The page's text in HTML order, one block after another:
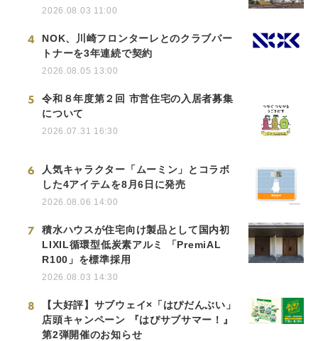
2026.08.03 11:00
4
NOK、川崎フロンターレとのクラブパー
トナーを3年連続で契約
2026.08.05 13:00
5
令和８年度第２回 市営住宅の入居者募集
について
2026.07.31 16:30
6
人気キャラクター「ムーミン」とコラボ
した4アイテムを8月6日に発売
2026.08.06 14:00
7
積水ハウスが住宅向け製品として国内初
LIXIL循環型低炭素アルミ 「PremiAL
R100」を標準採用
2026.08.03 14:30
8
【大好評】サブウェイ×「はぴだんぶい」
店頭キャンペーン 『はぴサブサマー！』
第2弾開催のお知らせ